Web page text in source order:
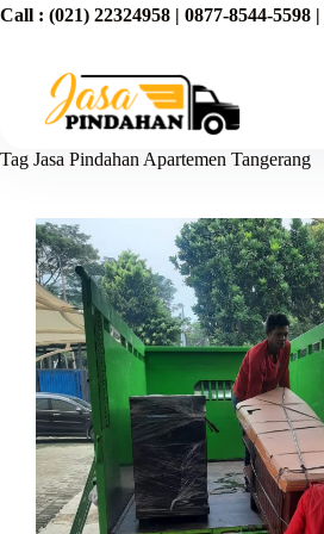
Call : (021) 22324958 | 0877-8544-5598 |
Tag Jasa Pindahan Apartemen Tangerang